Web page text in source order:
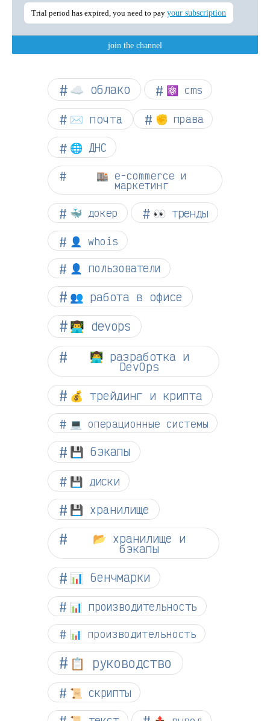
☁︎ облако ⚛ cms
✉️ почта ✊ права
🌐 ДНС
🏬 e-commerce и
маркетинг
🐳 докер 👀 тренды
👤 whois
👤 пользователи
👥 работа в офисе
👨‍💻 devops
👨‍💻 разработка и
DevOps
💰 трейдинг и крипта
💻 операционные системы
💾 бэкапы
💾 диски
💾 хранилище
📂 хранилище и
бэкапы
📊 бенчмарки
📊 производительность
📊 производительность
📋 руководство
📜 скрипты